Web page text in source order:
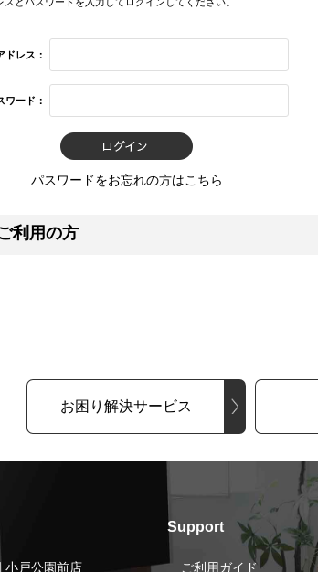
ドレス：
ワード：
パスワードをお忘れの方はこちら
利用の方
お困り解決サービス
小戸公園前店
Support
ご利用ガイド